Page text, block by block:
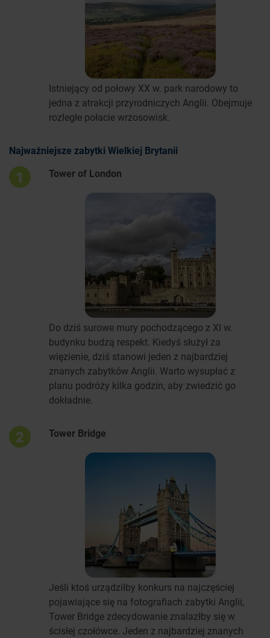
Istniejący od połowy XX w. park narodowy to
jedna z atrakcji przyrodniczych Anglii. Obejmuje
rozległe połacie wrzosowisk.
Najważniejsze zabytki Wielkiej Brytanii
1 Tower of London
Do dziś surowe mury pochodzącego z XI w.
budynku budzą respekt. Kiedyś służył za
więzienie, dziś stanowi jeden z najbardziej
znanych zabytków Anglii. Warto wysupłać z
planu podróży kilka godzin, aby zwiedzić go
dokładnie.
2 Tower Bridge
Jeśli ktoś urządziłby konkurs na najczęściej
pojawiające się na fotografiach zabytki Anglii,
Tower Bridge zdecydowanie znalazłby się w
ścisłej czołówce. Jeden z najbardziej znanych